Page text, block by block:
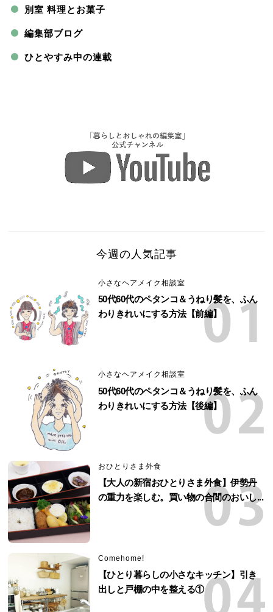
別室 料理とお菓子
編集部ブログ
ひとやすみ中の連載
今週の人気記事
小さなヘアメイク相談室
50代60代のペタンコ＆うねり髪を、ふん
わりきれいにする方法【前編】
小さなヘアメイク相談室
50代60代のペタンコ＆うねり髪を、ふん
わりきれいにする方法【後編】
おひとりさま外食
【大人の新宿おひとりさま外食】伊勢丹
の重力を楽しむ。買い物の合間のおいし...
Comehome!
【ひとり暮らしの小さなキッチン】引き
出しと戸棚の中を整える①